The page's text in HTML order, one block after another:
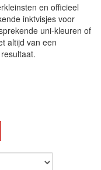
en officieel
inktvisjes voor
uni-kleuren of
altijd van een